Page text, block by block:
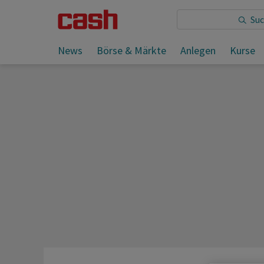
News Börse & Märkte Anlegen Kurse
Sie lesen: